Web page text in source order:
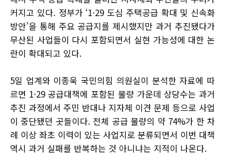
커지고 있다. 정부가 ‘1·29 도심 주택공급 확대 및 신속화
방안’을 통해 주요 공급지를 제시했지만 과거 추진됐다가
무산된 사업들이 다시 포함되면서 실현 가능성에 대한 논
란이 확대되고 있다.
5일 업계와 이종욱 국민의힘 의원실이 분석한 자료에 따
르면 1·29 공급대책에 포함된 물량 가운데 상당수는 과거
추진 과정에서 주민 반대나 지자체 이견 문제 등으로 사업
이 중단됐던 곳들이다. 전체 공급 물량의 약 74%가 한 차
례 이상 좌초 이력이 있는 사업지로 분류되면서 이번 대책
역시 과거 실패를 반복하는 것 아니냐는 지적이 나온다.